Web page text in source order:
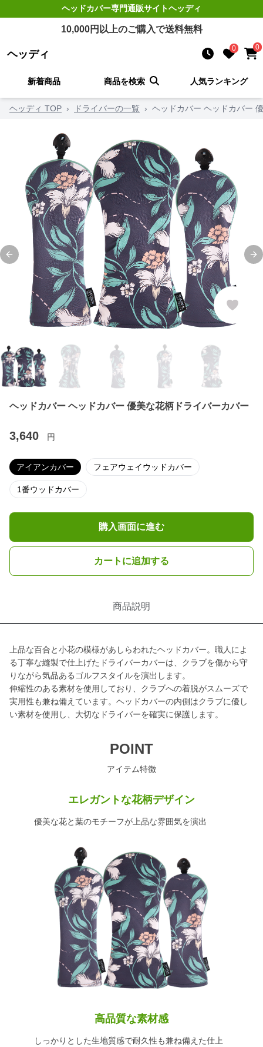
ヘッドカバー専門通販サイトヘッディ
10,000円以上のご購入で送料無料
ヘッディ 0 0
新着商品 商品を検索 人気ランキング
ヘッディ TOP › ドライバーの一覧 › ヘッドカバー ヘッドカバー
Previous slide
ヘッドカバー ヘッドカバー 優美な花柄ドライバーカバー
3,640 円
アイアンカバー フェアウェイウッドカバー
1番ウッドカバー
購入画面に進む
カートに追加する
商品説明
上品な百合と小花の模様があしらわれたヘッドカバー。職人によ
る丁寧な縫製で仕上げたドライバーカバーは、クラブを傷から守
りながら気品あるゴルフスタイルを演出します。
伸縮性のある素材を使用しており、クラブへの着脱がスムーズで
実用性も兼ね備えています。ヘッドカバーの内側はクラブに優し
い素材を使用し、大切なドライバーを確実に保護します。
POINT
アイテム特徴
エレガントな花柄デザイン
優美な花と葉のモチーフが上品な雰囲気を演出
高品質な素材感
しっかりとした生地質感で耐久性も兼ね備えた仕上